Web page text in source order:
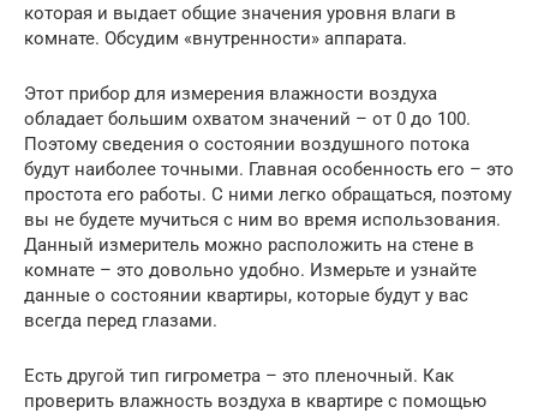
которая и выдает общие значения уровня влаги в
комнате. Обсудим «внутренности» аппарата.
Этот прибор для измерения влажности воздуха
обладает большим охватом значений – от 0 до 100.
Поэтому сведения о состоянии воздушного потока
будут наиболее точными. Главная особенность его – это
простота его работы. С ними легко обращаться, поэтому
вы не будете мучиться с ним во время использования.
Данный измеритель можно расположить на стене в
комнате – это довольно удобно. Измерьте и узнайте
данные о состоянии квартиры, которые будут у вас
всегда перед глазами.
Есть другой тип гигрометра – это пленочный. Как
проверить влажность воздуха в квартире с помощью